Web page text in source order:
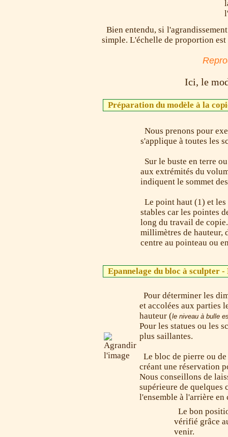
Bien entendu, si
simple. L'échelle de proportion
Ici, le
Préparation du modèle à la
Nous prenons pour
s'applique à toutes les
Sur le buste en terre
aux extrémités du
indiquent le sommet
Le point haut (1) et
stables car les pointes
long du travail de
millimètres de hauteur,
centre au pointeau ou
Epannelage du bloc à sculpter
Pour déterminer les
et accolées aux parties
hauteur (le niveau à bulle
Pour les statues ou les
plus saillantes.
Le bloc de pierre ou
créant une réservation
Nous conseillons de
supérieure de quelques
l'ensemble à l'arrière
Le bon
vérifié grâce
venir.